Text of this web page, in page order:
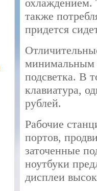
охлаждением.
также
придется
минимальным
подсветка. В
клавиатура,
рублей.
Рабочие
портов,
заточенные
ноутбуки
дисплеи